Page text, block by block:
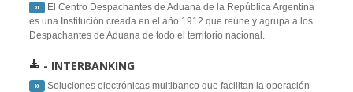
»
El Centro Despachantes de Aduana de la República Argentina
es una Institución creada en el año 1912 que reúne y agrupa a los
Despachantes de Aduana de todo el territorio nacional.
- INTERBANKING
»
Soluciones electrónicas multibanco que facilitan la operación